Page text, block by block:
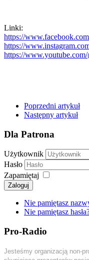
Linki:
https://
https://
https://
Poprzedni artykuł
Następny artykuł
Dla Patrona
Użytkownik
Hasło
Zapamiętaj
Zaloguj
Nie pamiętasz
Nie pamiętasz
Pro-Radio
Jesteśmy organizacją non-